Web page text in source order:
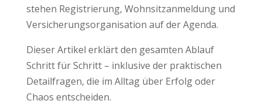
stehen Registrierung, Wohnsitzanmeldung und
Versicherungsorganisation auf der Agenda.
Dieser Artikel erklärt den gesamten Ablauf
Schritt für Schritt – inklusive der praktischen
Detailfragen, die im Alltag über Erfolg oder
Chaos entscheiden.